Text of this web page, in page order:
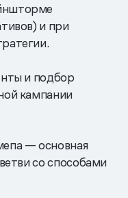
и при
и подбор
кампании
— основная
со способами